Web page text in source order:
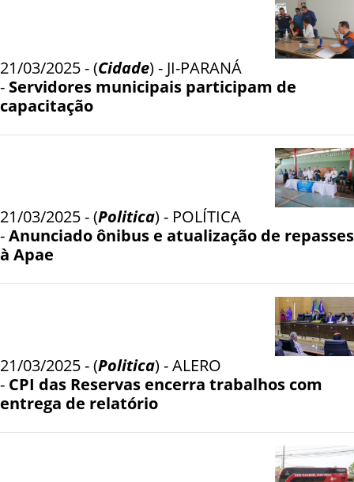
21/03/2025 - (Cidade) - JI-PARANÁ
- Servidores municipais participam de
capacitação
21/03/2025 - (Politica) - POLÍTICA
-Anunciado ônibus e atualização de repasses
à Apae
21/03/2025 - (Politica) - ALERO
- CPI das Reservas encerra trabalhos com
entrega de relatório